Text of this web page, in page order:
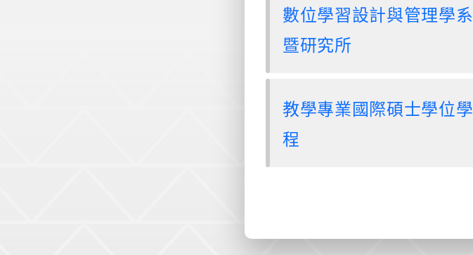
數位學習設計與管理學系
暨研究所
教學專業國際碩士學位學
程